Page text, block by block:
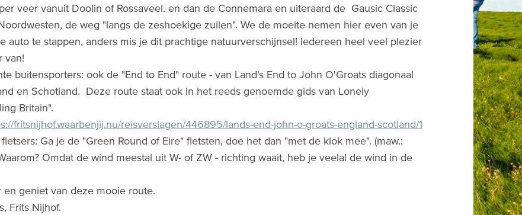
veer vanuit Doolin of Rossaveel. en dan de Connemara en uiteraard de Gausic Classic
de weg "langs de zeshoekige zuilen". We de moeite nemen hier even van je
auto te stappen, anders mis je dit prachtige natuurverschijnsel! Iedereen heel veel plezier
van!
buitensporters: ook de "End to End" route - van Land's End to John O'Groats diagonaal
en Schotland. Deze route staat ook in het reeds genoemde gids van Lonely
Britain".
fritsnijhof.waarbenjij.nu/reisverslagen/446895/lands-end-john-o-groats-england-scotland/1
Ga je de "Green Round of Eire" fietsten, doe het dan "met de klok mee". (maw.:
Omdat de wind meestal uit W- of ZW - richting waait, heb je veelal de wind in de
en geniet van deze mooie route.
Frits Nijhof.